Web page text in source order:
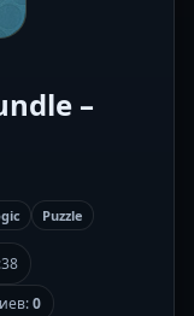
–
Puzzle
0